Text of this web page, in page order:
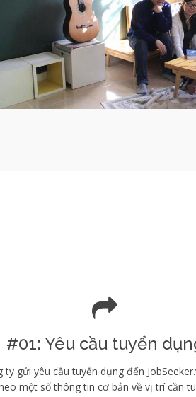
#01: Yêu cầu tuyển
ty gửi yêu cầu tuyển dụng đến
một số thông tin cơ bản về vị trí cần